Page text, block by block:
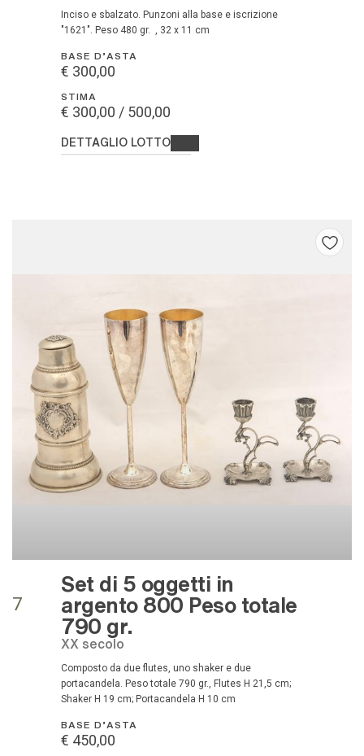
"1621". Peso 480 gr. , 32 x 11 cm
BASE D'ASTA
€ 300,00
STIMA
€ 300,00 / 500,00
DETTAGLIO LOTTO
7
Set di 5 oggetti in
argento 800 Peso totale
790 gr.
XX secolo
Composto da due flutes, uno shaker e due
portacandela. Peso totale 790 gr., Flutes H 21,5 cm;
Shaker H 19 cm; Portacandela H 10 cm
BASE D'ASTA
€ 450,00